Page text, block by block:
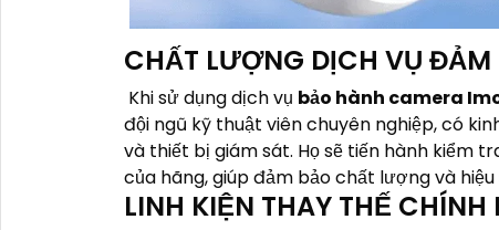
CHẤT LƯỢNG DỊCH VỤ ĐẢM
Khi sử dụng dịch vụ bảo hành camera
đội ngũ kỹ thuật viên chuyên nghiệp, có
và thiết bị giám sát. Họ sẽ tiến hành kiểm
của hãng, giúp đảm bảo chất lượng và
LINH KIỆN THAY THẾ CHÍNH